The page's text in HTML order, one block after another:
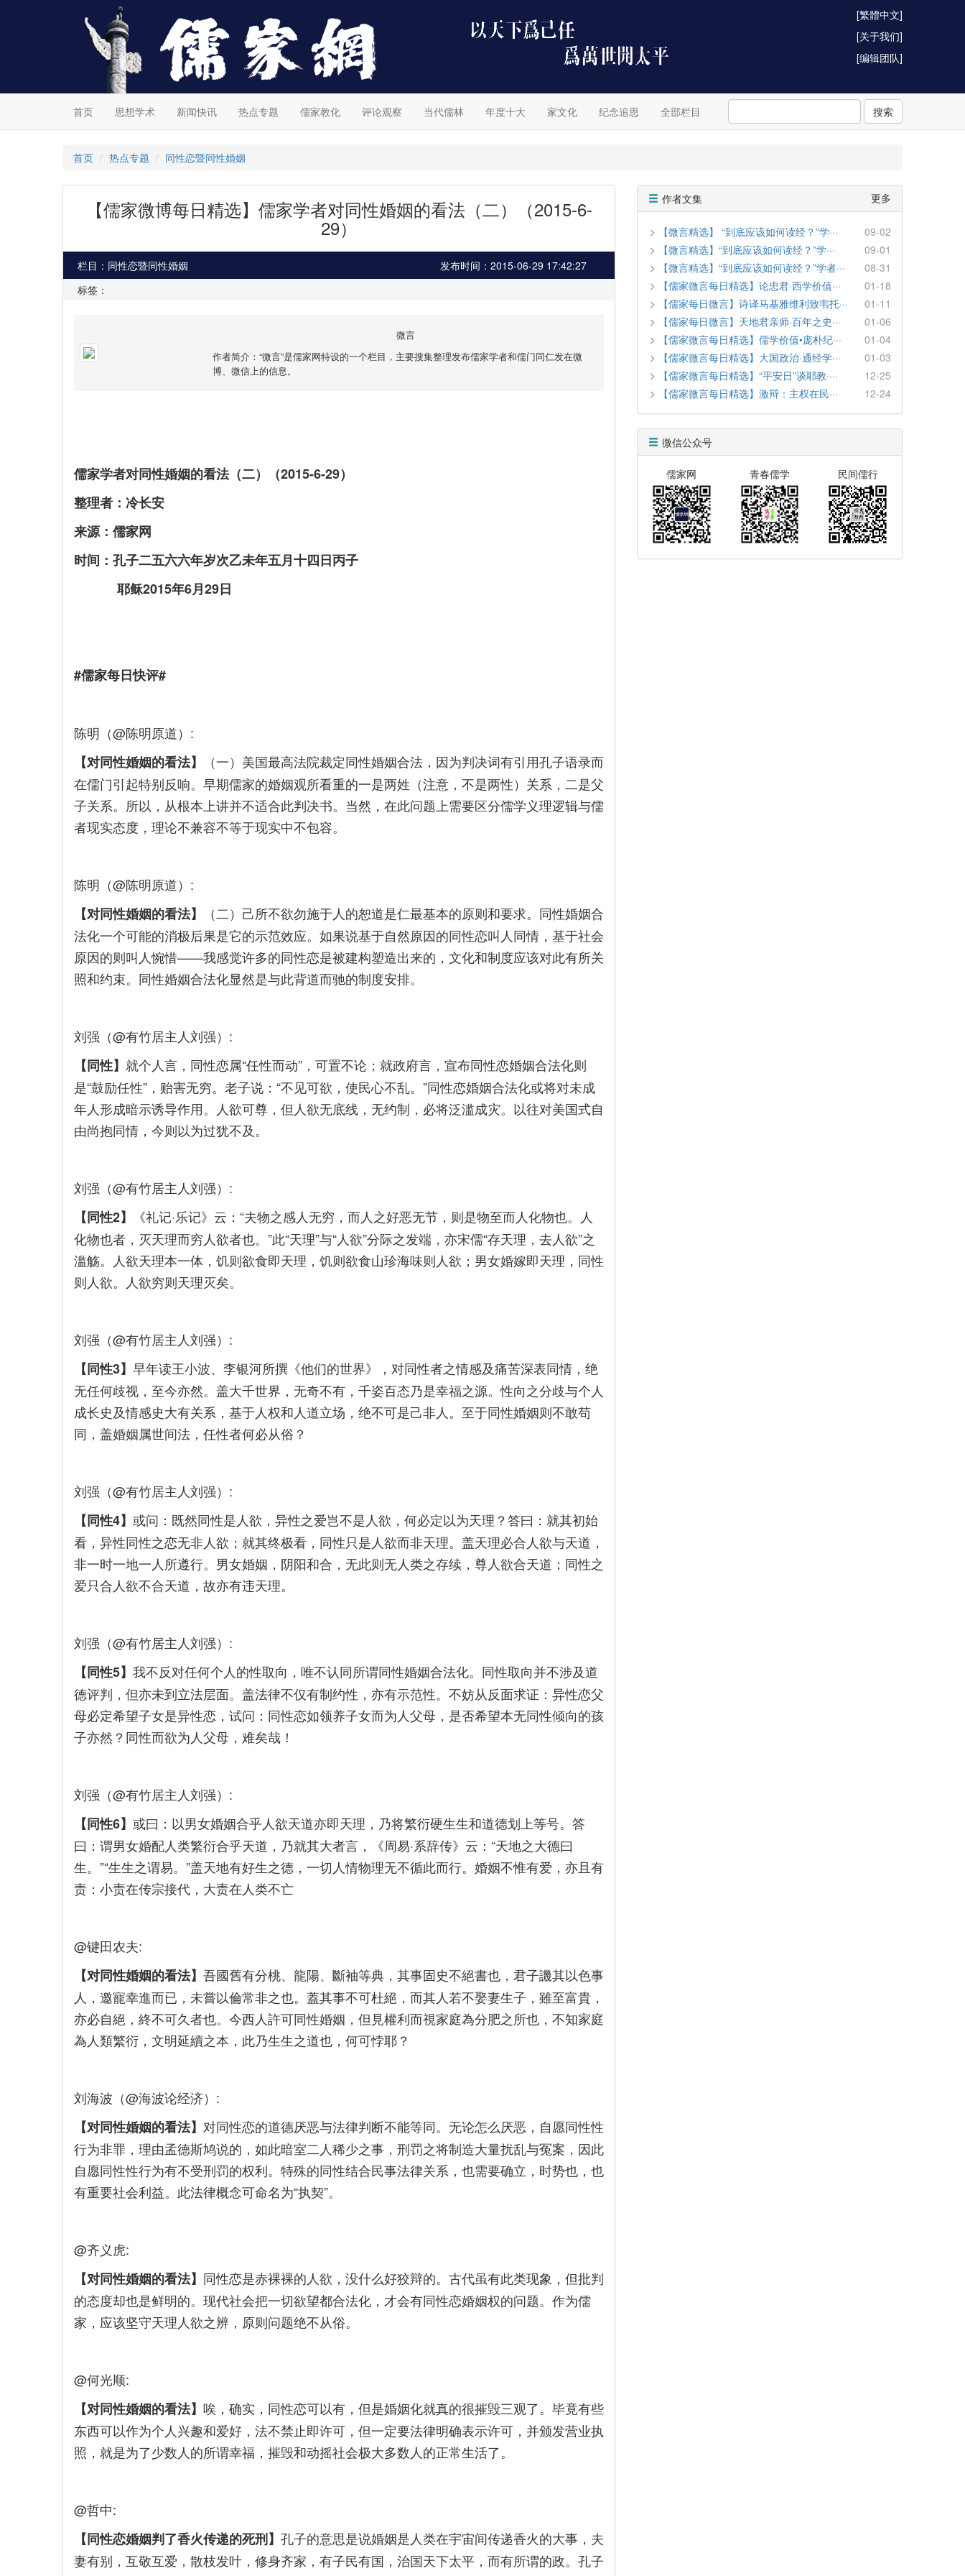
[繁體中文]
[关于我们]
[编辑团队]
首页 思想学术 新闻快讯 热点专题 儒家教化 评论观察 当代儒林 年度十大 家文化 纪念追思 全部栏目 搜索
首页 热点专题 同性恋暨同性婚姻
【儒家微博每日精选】儒家学者对同性婚姻的看法（二）（2015-6-
29）
栏目：同性恋暨同性婚姻
发布时间：2015-06-29 17:42:27
标签：
微言
作者简介：“微言”是儒家网特设的一个栏目，主要搜集整理发布儒家学者和儒门同仁发在微
博、微信上的信息。
儒家学者对同性婚姻的看法（二）（2015-6-29）
整理者：冷长安
来源：儒家网
时间：孔子二五六六年岁次乙未年五月十四日丙子
耶稣2015年6月29日
#儒家每日快评#
陈明（@陈明原道）:
【对同性婚姻的看法】
（一）美国最高法院裁定同性婚姻合法，因为判决词有引用孔子语录而
在儒门引起特别反响。早期儒家的婚姻观所看重的一是两姓（注意，不是两性）关系，二是父
子关系。所以，从根本上讲并不适合此判决书。当然，在此问题上需要区分儒学义理逻辑与儒
者现实态度，理论不兼容不等于现实中不包容。
陈明（@陈明原道）:
【对同性婚姻的看法】
（二）己所不欲勿施于人的恕道是仁最基本的原则和要求。同性婚姻合
法化一个可能的消极后果是它的示范效应。如果说基于自然原因的同性恋叫人同情，基于社会
原因的则叫人惋惜——我感觉许多的同性恋是被建构塑造出来的，文化和制度应该对此有所关
照和约束。同性婚姻合法化显然是与此背道而驰的制度安排。
刘强（@有竹居主人刘强）:
【同性】 就个人言，同性恋属“任性而动”，可置不论；就政府言，宣布同性恋婚姻合法化则
是“鼓励任性”，贻害无穷。老子说：“不见可欲，使民心不乱。”同性恋婚姻合法化或将对未成
年人形成暗示诱导作用。人欲可尊，但人欲无底线，无约制，必将泛滥成灾。以往对美国式自
由尚抱同情，今则以为过犹不及。
刘强（@有竹居主人刘强）:
【同性2】
《礼记·乐记》云：“夫物之感人无穷，而人之好恶无节，则是物至而人化物也。人
化物也者，灭天理而穷人欲者也。”此“天理”与“人欲”分际之发端，亦宋儒“存天理，去人欲”之
滥觞。人欲天理本一体，饥则欲食即天理，饥则欲食山珍海味则人欲；男女婚嫁即天理，同性
则人欲。人欲穷则天理灭矣。
刘强（@有竹居主人刘强）:
【同性3】 早年读王小波、李银河所撰《他们的世界》，对同性者之情感及痛苦深表同情，绝
无任何歧视，至今亦然。盖大千世界，无奇不有，千姿百态乃是幸福之源。性向之分歧与个人
成长史及情感史大有关系，基于人权和人道立场，绝不可是己非人。至于同性婚姻则不敢苟
同，盖婚姻属世间法，任性者何必从俗？
刘强（@有竹居主人刘强）:
【同性4】 或问：既然同性是人欲，异性之爱岂不是人欲，何必定以为天理？答曰：就其初始
看，异性同性之恋无非人欲；就其终极看，同性只是人欲而非天理。盖天理必合人欲与天道，
非一时一地一人所遵行。男女婚姻，阴阳和合，无此则无人类之存续，尊人欲合天道；同性之
爱只合人欲不合天道，故亦有违天理。
刘强（@有竹居主人刘强）:
【同性5】 我不反对任何个人的性取向，唯不认同所谓同性婚姻合法化。同性取向并不涉及道
德评判，但亦未到立法层面。盖法律不仅有制约性，亦有示范性。不妨从反面求证：异性恋父
母必定希望子女是异性恋，试问：同性恋如领养子女而为人父母，是否希望本无同性倾向的孩
子亦然？同性而欲为人父母，难矣哉！
刘强（@有竹居主人刘强）:
【同性6】 或曰：以男女婚姻合乎人欲天道亦即天理，乃将繁衍硬生生和道德划上等号。答
曰：谓男女婚配人类繁衍合乎天道，乃就其大者言，《周易·系辞传》云：“天地之大德曰
生。”“生生之谓易。”盖天地有好生之德，一切人情物理无不循此而行。婚姻不惟有爱，亦且有
责：小责在传宗接代，大责在人类不亡
@键田农夫:
【对同性婚姻的看法】 吾國舊有分桃、龍陽、斷袖等典，其事固史不絕書也，君子譏其以色事
人，邀寵幸進而已，未嘗以倫常非之也。蓋其事不可杜絕，而其人若不娶妻生子，雖至富貴，
亦必自絕，終不可久者也。今西人許可同性婚姻，但見權利而視家庭為分肥之所也，不知家庭
為人類繁衍，文明延續之本，此乃生生之道也，何可悖耶？
刘海波（@海波论经济）:
【对同性婚姻的看法】 对同性恋的道德厌恶与法律判断不能等同。无论怎么厌恶，自愿同性性
行为非罪，理由孟德斯鸠说的，如此暗室二人稀少之事，刑罚之将制造大量扰乱与冤案，因此
自愿同性性行为有不受刑罚的权利。特殊的同性结合民事法律关系，也需要确立，时势也，也
有重要社会利益。此法律概念可命名为“执契”。
@齐义虎:
【对同性婚姻的看法】 同性恋是赤裸裸的人欲，没什么好狡辩的。古代虽有此类现象，但批判
的态度却也是鲜明的。现代社会把一切欲望都合法化，才会有同性恋婚姻权的问题。作为儒
家，应该坚守天理人欲之辨，原则问题绝不从俗。
@何光顺:
【对同性婚姻的看法】 唉，确实，同性恋可以有，但是婚姻化就真的很摧毁三观了。毕竟有些
东西可以作为个人兴趣和爱好，法不禁止即许可，但一定要法律明确表示许可，并颁发营业执
照，就是为了少数人的所谓幸福，摧毁和动摇社会极大多数人的正常生活了。
@哲中:
【同性恋婚姻判了香火传递的死刑】 孔子的意思是说婚姻是人类在宇宙间传递香火的大事，夫
妻有别，互敬互爱，散枝发叶，修身齐家，有子民有国，治国天下太平，而有所谓的政。孔子
作者文集 更多
【微言精选】 “到底应该如何读经？”学···
09-02
【微言精选】“到底应该如何读经？”学···
09-01
【微言精选】“到底应该如何读经？”学者···
08-31
【儒家微言每日精选】论忠君·西学价值···
01-18
【儒家每日微言】诗译马基雅维利致韦托···
01-11
【儒家每日微言】天地君亲师·百年之史···
01-06
【儒家微言每日精选】儒学价值•庞朴纪···
01-04
【儒家微言每日精选】大国政治·通经学···
01-03
【儒家微言每日精选】“平安日”谈耶教····
12-25
【儒家微言每日精选】激辩：主权在民···
12-24
微信公众号
儒家网 青春儒学 民间儒行